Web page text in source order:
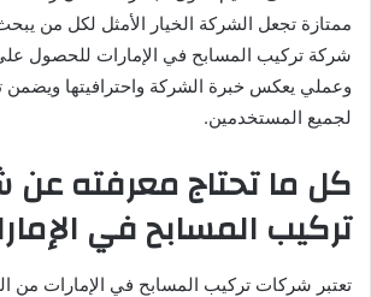
ممتازة تجعل الشركة الخيار الأمثل لكل من
شركة تركيب المسابح في الإمارات للحصول
وعملي يعكس خبرة الشركة واحترافيتها ويضمن
لجميع المستخدمين.
كل ما تحتاج معرفته
تركيب المسابح في
تعتبر شركات تركيب المسابح في الإمارات من